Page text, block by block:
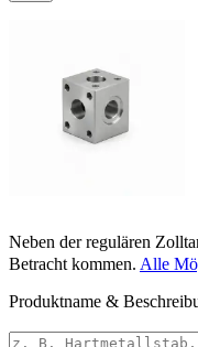
Neben der regulären
Betracht kommen. Alle
Produktname &